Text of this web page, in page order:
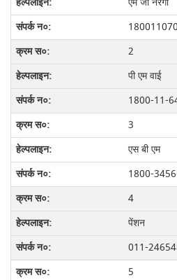
2
पी एम वाई
1800-11-
3
एस बी एम
1800-
4
पेंशन
011-
5